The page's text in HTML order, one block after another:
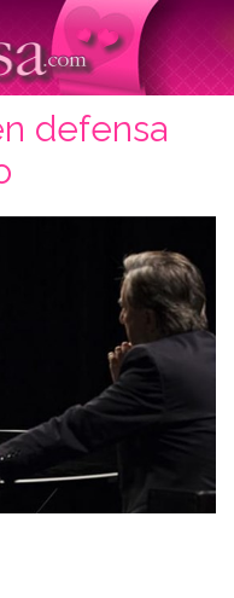
defensa